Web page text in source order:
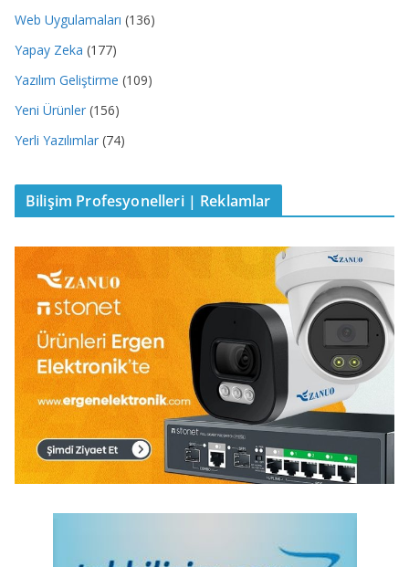
Web Uygulamaları (136)
Yapay Zeka (177)
Yazılım Geliştirme (109)
Yeni Ürünler (156)
Yerli Yazılımlar (74)
Bilişim Profesyonelleri | Reklamlar